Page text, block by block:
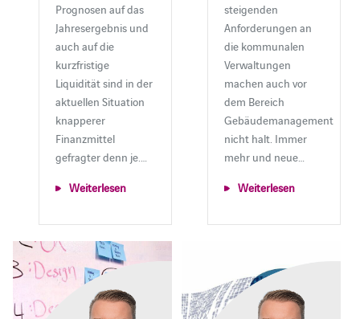
Prognosen auf das
Jahresergebnis und
auch auf die
kurzfristige
Liquidität sind in der
aktuellen Situation
knapperer
Finanzmittel
gefragter denn je.…
Weiterlesen
steigenden
Anforderungen an
die kommunalen
Verwaltungen
machen auch vor
dem Bereich
Gebäudemanagement
nicht halt. Immer
mehr und neue…
Weiterlesen